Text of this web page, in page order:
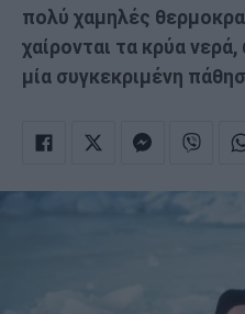
πολύ χαμηλές
χαίρονται τα κρύα
μία συγκεκριμένη